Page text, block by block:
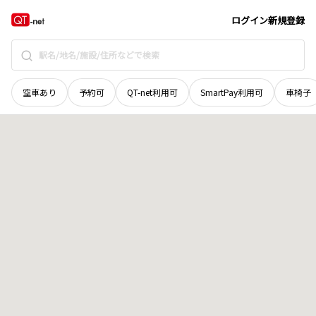
ログイン新規登録
空車あり 予約可 QT-net利用可 SmartPay利用可 車椅子
徳島県